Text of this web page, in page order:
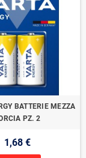
BATTERIE MEZZA
PZ. 2
1,68 €